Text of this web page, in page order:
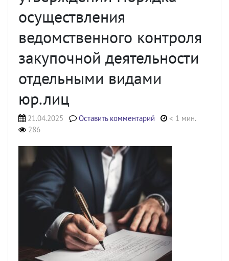
осуществления
ведомственного контроля
закупочной деятельности
отдельными видами
юр.лиц
21.04.2025 Оставить комментарий
< 1 мин.
286